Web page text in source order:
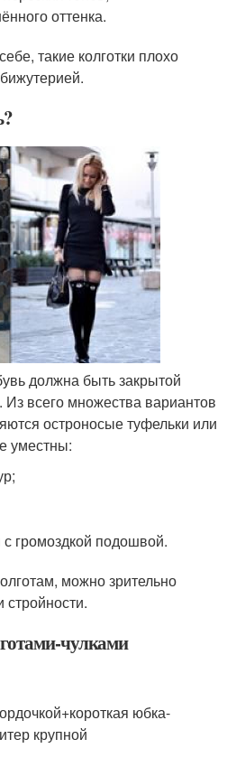
оттенка.
такие колготки плохо
должна быть закрытой
всего множества вариантов
остроносые туфельки или
уместны:
громоздкой подошвой.
можно зрительно
чулками
юбка-
крупной